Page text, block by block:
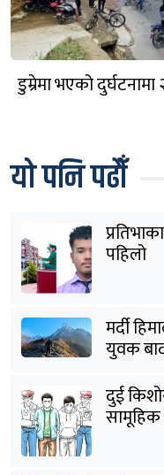
डुम्रेमा भएको
यो पनि पढौँ
पहिलो
मर्दी
युवक
दुई